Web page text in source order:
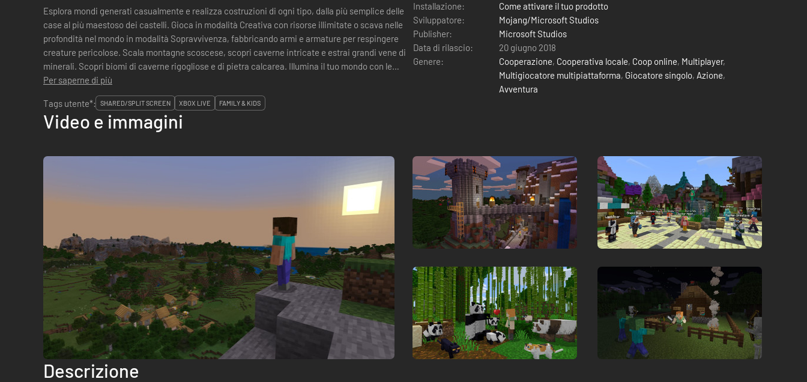
Esplora mondi generati casualmente e realizza costruzioni di ogni tipo, dalla più semplice delle
case al più maestoso dei castelli. Gioca in modalità Creativa con risorse illimitate o scava nelle
profondità nel mondo in modalità Sopravvivenza, fabbricando armi e armature per respingere
creature pericolose. Scala montagne scoscese, scopri caverne intricate e estrai grandi vene di
minerali. Scopri biomi di caverne rigogliose e di pietra calcarea. Illumina il tuo mondo con le
candele per mostr...
Per saperne di più
Installazione:
Come attivare il tuo prodotto
Sviluppatore:
Mojang/Microsoft Studios
Publisher:
Microsoft Studios
Data di rilascio:
20 giugno 2018
Genere:
Cooperazione, Cooperativa locale, Coop online, Multiplayer,
Multigiocatore multipiattaforma, Giocatore singolo, Azione,
Avventura
Tags utente*:
SHARED/SPLIT SCREEN XBOX LIVE FAMILY & KIDS
Video e immagini
Descrizione